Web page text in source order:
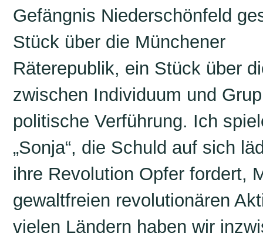
Gefängnis Niederschönfeld
Stück über die Münchener
Räterepublik, ein Stück über
zwischen Individuum und
politische Verführung. Ich
„Sonja“, die Schuld auf sich
ihre Revolution Opfer fordert,
gewaltfreien revolutionären
vielen Ländern haben wir